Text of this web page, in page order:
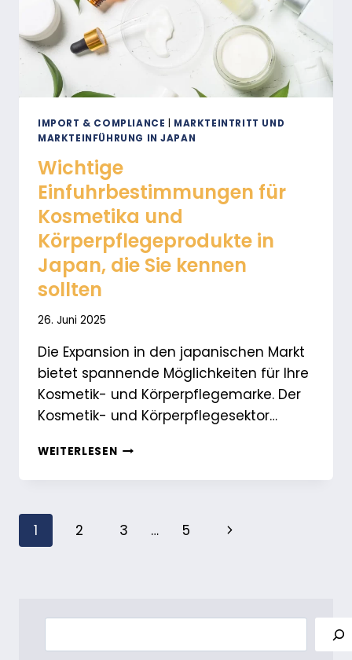
IMPORT & COMPLIANCE
MARKTEINTRITT UND
MARKTEINFÜHRUNG IN JAPAN
Wichtige
Einfuhrbestimmungen für
Kosmetika und
Körperpflegeprodukte in
Japan, die Sie kennen
sollten
26. Juni 2025
Die Expansion in den japanischen Markt
bietet spannende Möglichkeiten für Ihre
Kosmetik- und Körperpflegemarke. Der
Kosmetik- und Körperpflegesektor…
WEITERLESENWICHTIGE
FÜR
KÖRPERPFLEGEPRODUKTE
Seiten-
1 2 3 … 5
Nächste